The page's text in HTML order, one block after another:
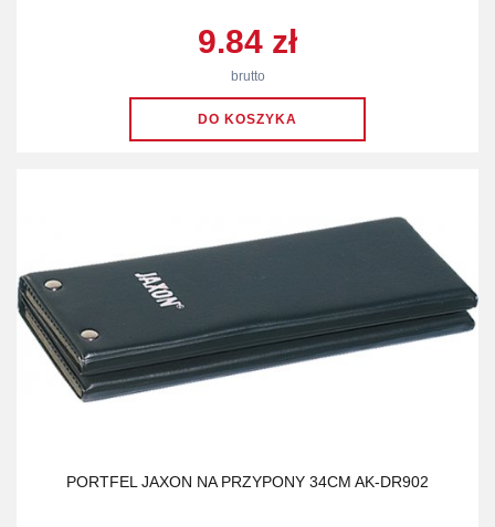
9.84 zł
brutto
PORTFEL JAXON NA PRZYPONY 34CM AK-DR902